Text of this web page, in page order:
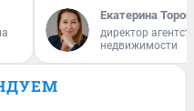
Екатерина
директор
недвижимости